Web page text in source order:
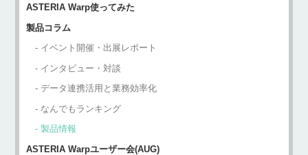
ASTERIA Warp使ってみた
製品コラム
イベント開催・出展レポート
インタビュー・対談
データ連携活用と業務効率化
なんでもランキング
製品情報
ASTERIA Warpユーザー会(AUG)